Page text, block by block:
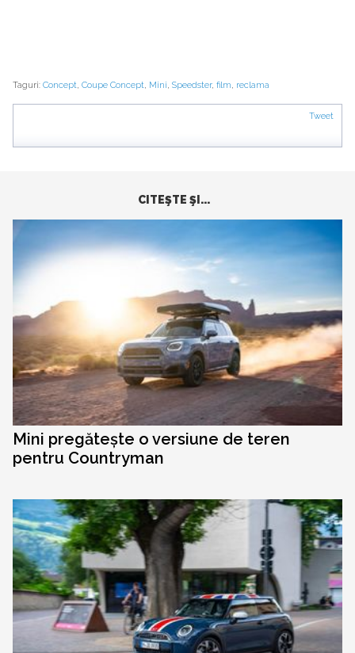
Taguri: Concept, Coupe Concept, Mini, Speedster, film, reclama
Tweet
CITEŞTE ŞI...
Mini pregătește o versiune de teren
pentru Countryman